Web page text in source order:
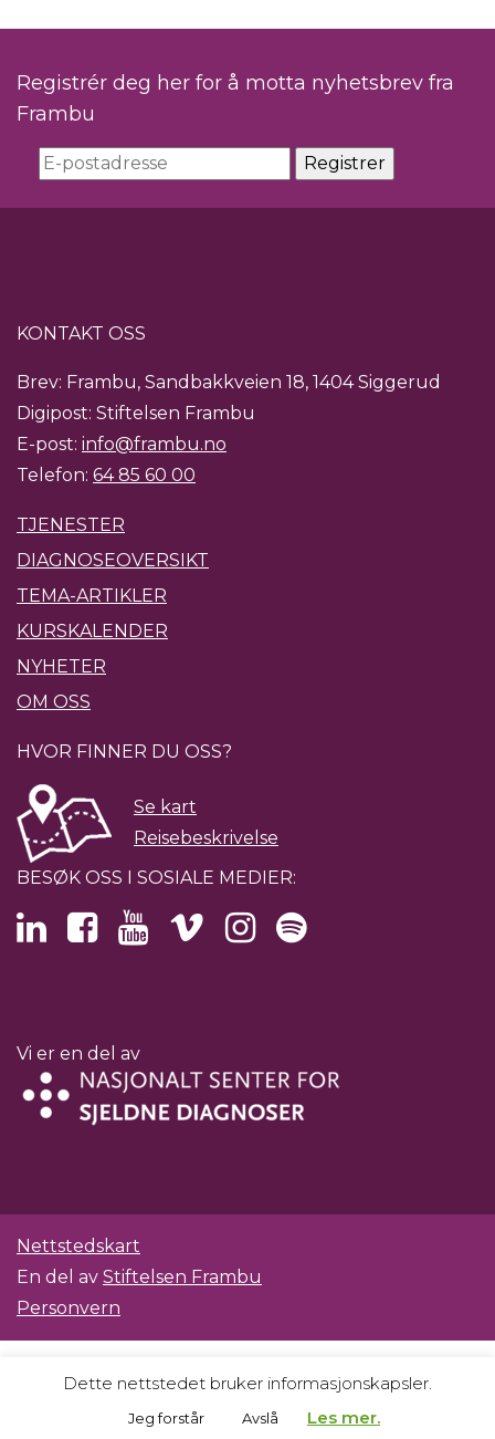
Registrér deg her for å motta nyhetsbrev fra
Frambu
KONTAKT OSS
Brev: Frambu, Sandbakkveien 18, 1404 Siggerud
Digipost: Stiftelsen Frambu
E-post: info@frambu.no
Telefon: 64 85 60 00
TJENESTER
DIAGNOSEOVERSIKT
TEMA-ARTIKLER
KURSKALENDER
NYHETER
OM OSS
HVOR FINNER DU OSS?
Se kart
Reisebeskrivelse
BESØK OSS I SOSIALE MEDIER:
Vi er en del av
Nettstedskart
En del av Stiftelsen Frambu
Personvern
Dette nettstedet bruker informasjonskapsler.
Jeg forstår Avslå Les mer.